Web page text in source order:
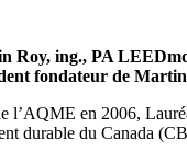
Roy, ing., PA
fondateur de Martin
l’AQME en 2006,
durable du Canada